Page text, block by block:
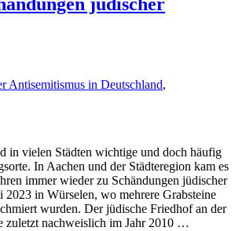
Antisemitismus in Deutschland,
in vielen Städten wichtige und doch häufig
In Aachen und der Städteregion kam es
immer wieder zu Schändungen jüdischer
2023 in Würselen, wo mehrere Grabsteine
wurden. Der jüdische Friedhof an der
zuletzt nachweislich im Jahr 2010 …